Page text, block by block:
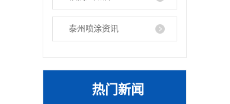
泰州喷涂资讯
热门新闻